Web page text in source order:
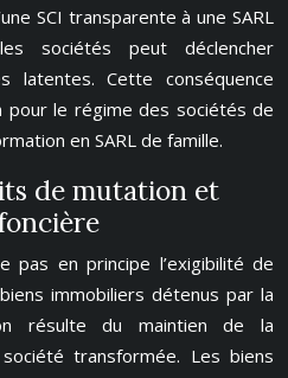
SCI transparente à une SARL
sociétés peut déclencher
latentes. Cette conséquence
pour le régime des sociétés de
en SARL de famille.
de mutation et
pas en principe l’exigibilité de
immobiliers détenus par la
résulte du maintien de la
transformée. Les biens